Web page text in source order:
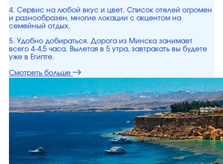
4. Сервис на любой вкус и цвет. Список отелей огромен
и разнообразен, многие локации с акцентом на
семейный отдых.
5. Удобно добираться. Дорога из Минска занимает
всего 4-4,5 часа. Вылетая в 5 утра, завтракать вы будете
уже в Египте.
Смотреть больше